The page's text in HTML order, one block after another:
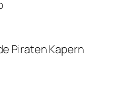
Piraten Kapern